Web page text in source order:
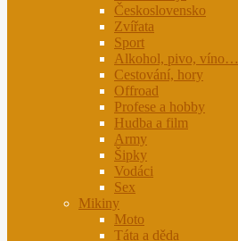
Československo
Zvířata
Sport
Alkohol, pivo, víno…
Cestování, hory
Offroad
Profese a hobby
Hudba a film
Army
Šipky
Vodáci
Sex
Mikiny
Moto
Táta a děda